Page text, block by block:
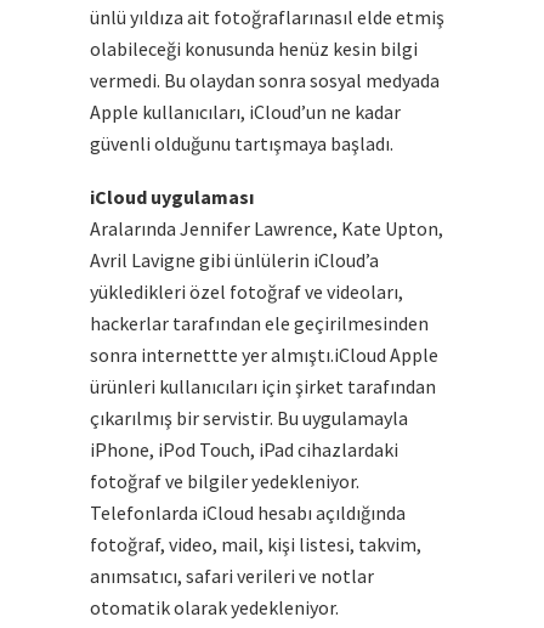
ünlü yıldıza ait fotoğraflarınasıl elde etmiş
olabileceği konusunda henüz kesin bilgi
vermedi. Bu olaydan sonra sosyal medyada
Apple kullanıcıları, iCloud’un ne kadar
güvenli olduğunu tartışmaya başladı.
iCloud uygulaması
Aralarında Jennifer Lawrence, Kate Upton,
Avril Lavigne gibi ünlülerin iCloud’a
yükledikleri özel fotoğraf ve videoları,
hackerlar tarafından ele geçirilmesinden
sonra internettte yer almıştı.iCloud Apple
ürünleri kullanıcıları için şirket tarafından
çıkarılmış bir servistir. Bu uygulamayla
iPhone, iPod Touch, iPad cihazlardaki
fotoğraf ve bilgiler yedekleniyor.
Telefonlarda iCloud hesabı açıldığında
fotoğraf, video, mail, kişi listesi, takvim,
anımsatıcı, safari verileri ve notlar
otomatik olarak yedekleniyor.